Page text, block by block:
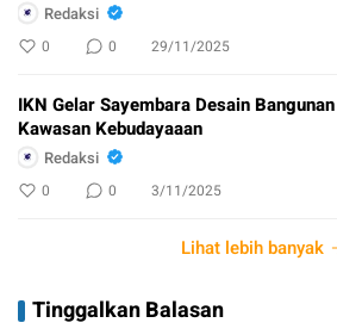
Redaksi
0 0 29/11/2025
IKN Gelar Sayembara Desain Bangunan
Kawasan Kebudayaaan
Redaksi
0 0 3/11/2025
Lihat lebih banyak
Tinggalkan Balasan